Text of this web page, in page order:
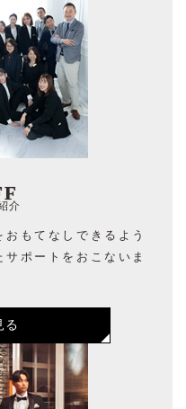
介
もてなしできるよう
ポートをおこないま
る